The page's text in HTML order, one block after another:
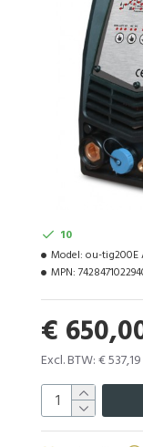
€
Excl. BTW: € 537,19
10
Model: ou-tig200E
MPN: